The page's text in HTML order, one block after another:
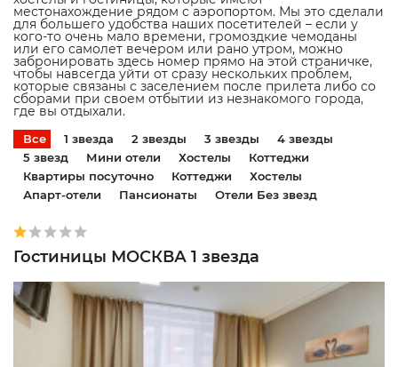
местонахождение рядом с аэропортом. Мы это сделали
для большего удобства наших посетителей – если у
кого-то очень мало времени, громоздкие чемоданы
или его самолет вечером или рано утром, можно
забронировать здесь номер прямо на этой страничке,
чтобы навсегда уйти от сразу нескольких проблем,
которые связаны с заселением после прилета либо со
сборами при своем отбытии из незнакомого города,
где вы отдыхали.
Все 1 звезда 2 звезды 3 звезды
4 звезды
5 звезд
Мини отели Хостелы
Коттеджи
Квартиры посуточно
Коттеджи
Хостелы
Апарт-отели
Пансионаты Отели Без звезд
Гостиницы МОСКВА 1 звезда